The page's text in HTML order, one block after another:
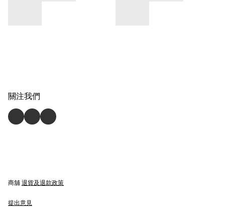
關注我們
商舖 退貨及退款政策
提出意見